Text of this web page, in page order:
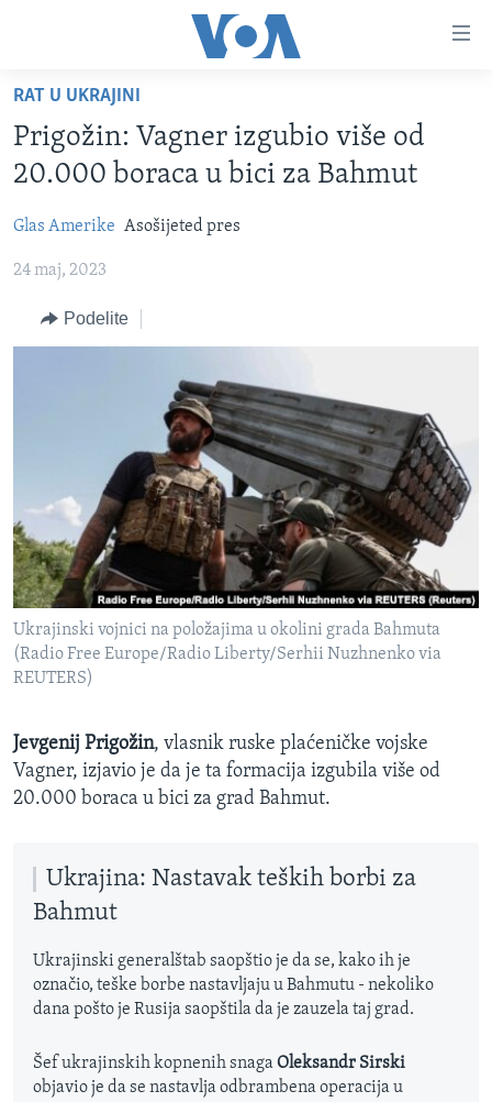
glavni
sadržaj
Idi
na
glavnu
Idi
pretragu
RUBRIKE
BALKAN
GLOBALNE TEME
EKONOMIJA
DRUŠTVO
SPORT
INTERVJU
OTVORENI STUDIO
IZ AMERIKE
PRATITE NAS
RAT U UKRAJINI
Prigožin: Vagner izgubio više od
20.000 boraca u bici za Bahmut
Glas Amerike Asošijeted pres
24 maj, 2023
Podelite
Ukrajinski vojnici na položajima u okolini grada Bahmuta
(Radio Free Europe/Radio Liberty/Serhii Nuzhnenko via
REUTERS)
Jevgenij Prigožin, vlasnik ruske plaćeničke vojske
Vagner, izjavio je da je ta formacija izgubila više od
20.000 boraca u bici za grad Bahmut.
Ukrajina: Nastavak teških borbi za
Bahmut
Ukrajinski generalštab saopštio je da se, kako ih je
označio, teške borbe nastavljaju u Bahmutu - nekoliko
dana pošto je Rusija saopštila da je zauzela taj grad.
Šef ukrajinskih kopnenih snagaOleksandr Sirski
objavio je da se nastavlja odbrambena operacija u